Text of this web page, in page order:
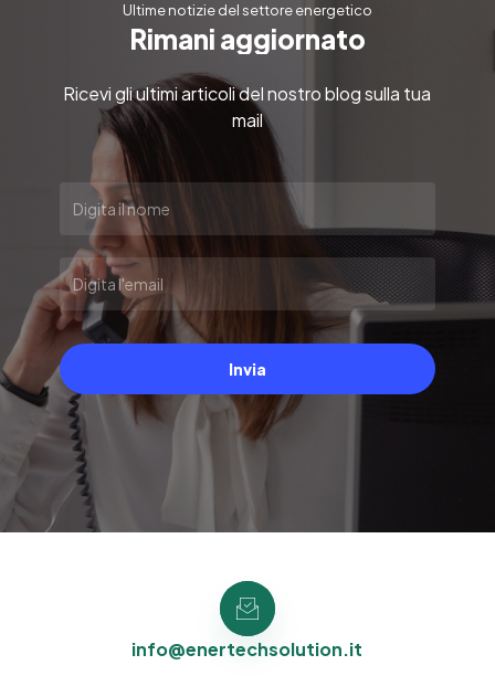
Ultime notizie del settore energetico
Rimani aggiornato
Ricevi gli ultimi articoli del nostro blog sulla tua
mail
Invia
info@enertechsolution.it